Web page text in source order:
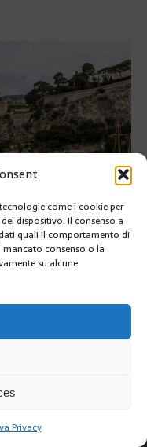
come i cookie per
dispositivo. Il consenso a
quali il comportamento di
consenso o la
su alcune
Privacy